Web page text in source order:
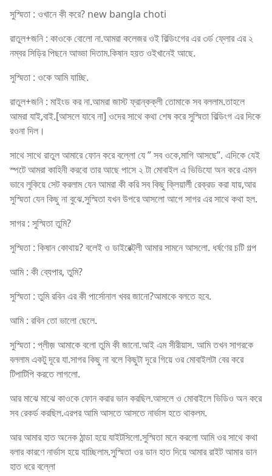
সুস্মিতা : ওখানে কী করে? new bangla choti
রাতুল+জনি : কাওকে বোলো না.আমরা কলেজর ওই বিল্ডিংগের এর ৩র্ড ফ্লোর এর ২
নম্বর সিড়ির পিছনে আড্ডা দিতাম.কিষান হয়ত ওইখানেই আছে.
সুস্মিতা : ওকে আমি যাচ্ছি.
রাতুল+জনি : মাইংড কর না.আমরা জাস্ট ফ্রান্কক্লী তোমাকে সব বললাম.তাহলে
আমরা যাই,বাই.[আসলে যাবে না] ওদের সাথে কথা শেষ করে সুস্মিতা বিল্ডিংগ এর দিকে
রওনা দিল।
সাথে সাথে রাতুল আমারে ফোন করে বল্লো যে ” সব ওকে,মাগি আসছে”. এদিকে যেই
স্পটে আমরা কাহিনী করবো তার আছে পাসে ২ টা মোবাইল এ ভিডিযো অন করে এমন
ভাবে লুকিয়ে সেট করলাম যেন আমরা কী করি সব কিছু ক্লিয়ার্লী রেক্রড করা যায়,আর
সুস্মিতা যেন কিছু না বুঝে.সুস্মিতা যখন উপরে আসলো আগে সাগর এর সাথে কথা হল.
সাগর : সুস্মিতা তুমি?
সুস্মিতা : কিষান কোথায়? বলেই ও ডাইরেক্ট্লী আমার সামনে আসলো. ধর্ষণের চটি গল্প
আমি : কী ব্যেপার, তুমি?
সুস্মিতা : তুমি রবিন এর কী পার্সোনাল খবর জানো?আমাকে বলতে হবে.
আমি : রবিন তো ভালো ছেলে.
সুস্মিতা : প্লীজ় আমাকে বলো তুমি কী জানো.আই এম সীরীয়াস. আমি তখন সাগরকে
বললাম একটু দূরে যা.সাগর কিছু না বলে কিছুটা দূরে গিয়ে ওর মোবাইলটা বের করে
টিপাটিপি করতে লাগলো.
আর মাঝে মাঝে কাওকে ফোন করার ভান করছিল.আসলে ও মোবাইলে ভিডিও অন করে
সব রেকর্ড করছিল.এরপর আমি আসতে আসতে নার্ভাস হতে থাকলম.
আর আমার হাত অনেক ঠান্ডা হয়ে যাইটসিলো.সুস্মিতা মনে করলো আমি ওর সাথে কথা
বলার কারণে নার্ভাস হয়ে যাচ্ছিলাম.সুস্মিতা ওর ডান হাত দিয়ে আমার রাইট আমার ডান
হাত ধরে বল্লো